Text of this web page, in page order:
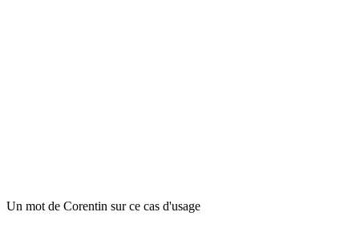
Un mot de Corentin sur ce cas d'usage